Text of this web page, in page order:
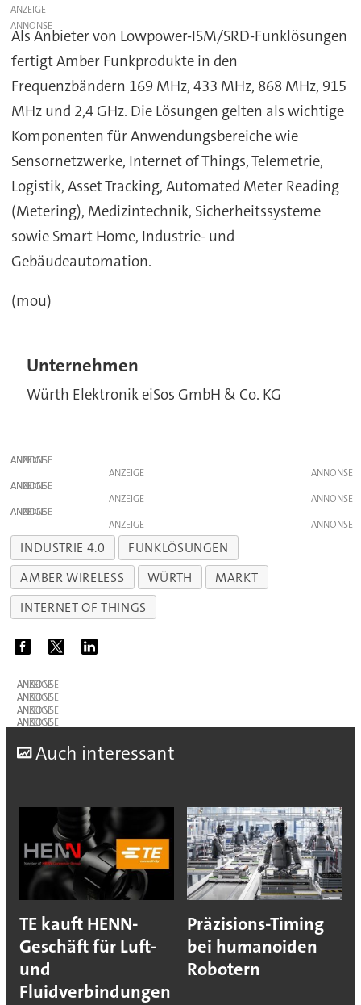
ANZEIGE
Als Anbieter von Lowpower-ISM/SRD-Funklösungen
fertigt Amber Funkprodukte in den
Frequenzbändern 169 MHz, 433 MHz, 868 MHz, 915
MHz und 2,4 GHz. Die Lösungen gelten als wichtige
Komponenten für Anwendungsbereiche wie
Sensornetzwerke, Internet of Things, Telemetrie,
Logistik, Asset Tracking, Automated Meter Reading
(Metering), Medizintechnik, Sicherheitssysteme
sowie Smart Home, Industrie- und
Gebäudeautomation.
(mou)
Unternehmen
Würth Elektronik eiSos GmbH & Co. KG
ANZEIGE
ANZEIGE
ANZEIGE
ANZEIGE
ANZEIGE
ANZEIGE
INDUSTRIE 4.0
FUNKLÖSUNGEN
AMBER WIRELESS
WÜRTH
MARKT
INTERNET OF THINGS
ANZEIGE
ANZEIGE
ANZEIGE
ANZEIGE
Auch interessant
TE kauft HENN-
Geschäft für Luft-
und
Fluidverbindungen
Präzisions-Timing
bei humanoiden
Robotern